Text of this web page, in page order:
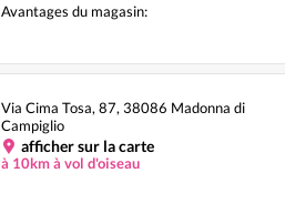
Avantages du magasin:
Via Cima Tosa, 87, 38086 Madonna di
Campiglio
afficher sur la carte
à 10km à vol d'oiseau